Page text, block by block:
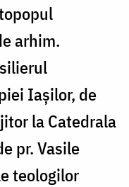
arhim.
Iaşilor, de
la Catedrala
pr. Vasile
teologilor